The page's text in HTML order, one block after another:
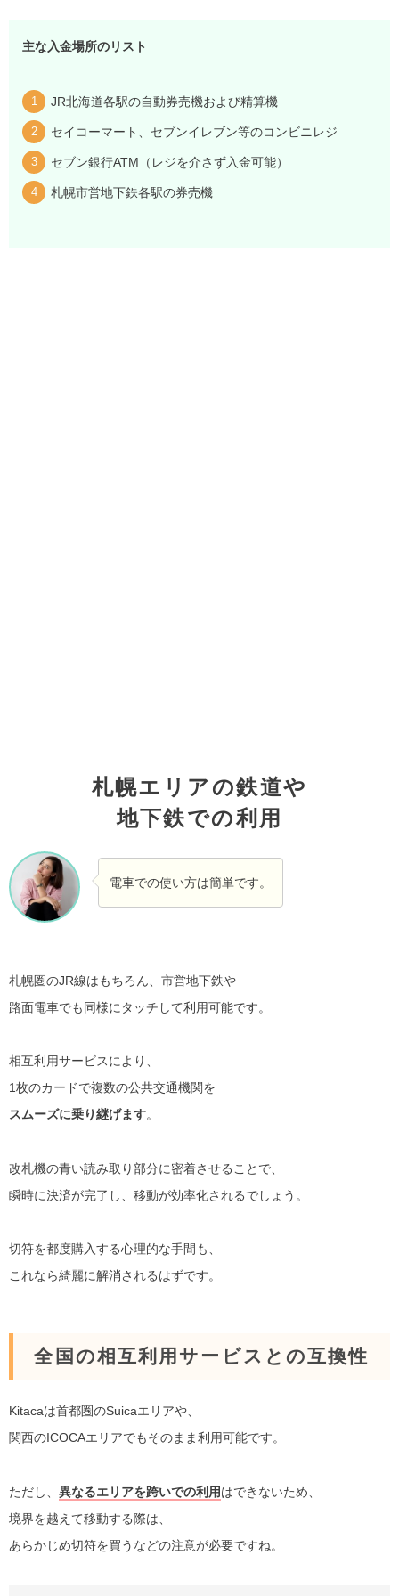
主な入金場所のリスト
JR北海道各駅の自動券売機および精算機
セイコーマート、セブンイレブン等のコンビニレジ
セブン銀行ATM（レジを介さず入金可能）
札幌市営地下鉄各駅の券売機
札幌エリアの鉄道や
地下鉄での利用
電車での使い方は簡単です。
札幌圏のJR線はもちろん、市営地下鉄や
路面電車でも同様にタッチして利用可能です。
相互利用サービスにより、
1枚のカードで複数の公共交通機関を
スムーズに乗り継げます。
改札機の青い読み取り部分に密着させることで、
瞬時に決済が完了し、移動が効率化されるでしょう。
切符を都度購入する心理的な手間も、
これなら綺麗に解消されるはずです。
全国の相互利用サービスとの互換性
Kitacaは首都圏のSuicaエリアや、
関西のICOCAエリアでもそのまま利用可能です。
ただし、 異なるエリアを跨いでの利用はできないため、
境界を越えて移動する際は、
あらかじめ切符を買うなどの注意が必要ですね。